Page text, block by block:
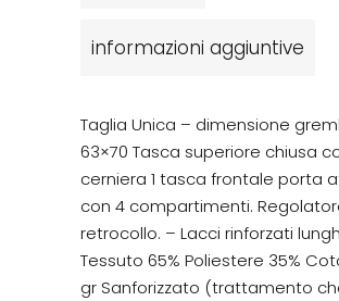
informazioni aggiuntive
Taglia Unica – dimensione
63×70 Tasca superiore chiusa
cerniera 1 tasca frontale porta
con 4 compartimenti.
retrocollo. – Lacci rinforzati
Tessuto 65% Poliestere 35%
gr Sanforizzato (trattamento